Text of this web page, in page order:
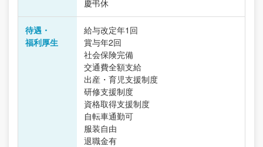
慶弔休
待遇・
福利厚生
給与改定年1回
賞与年2回
社会保険完備
交通費全額支給
出産・育児支援制度
研修支援制度
資格取得支援制度
自転車通勤可
服装自由
退職金有